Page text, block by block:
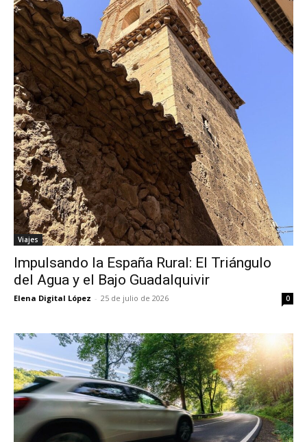
Viajes
Impulsando la España Rural: El Triángulo
del Agua y el Bajo Guadalquivir
Elena Digital López - 25 de julio de 2026 0